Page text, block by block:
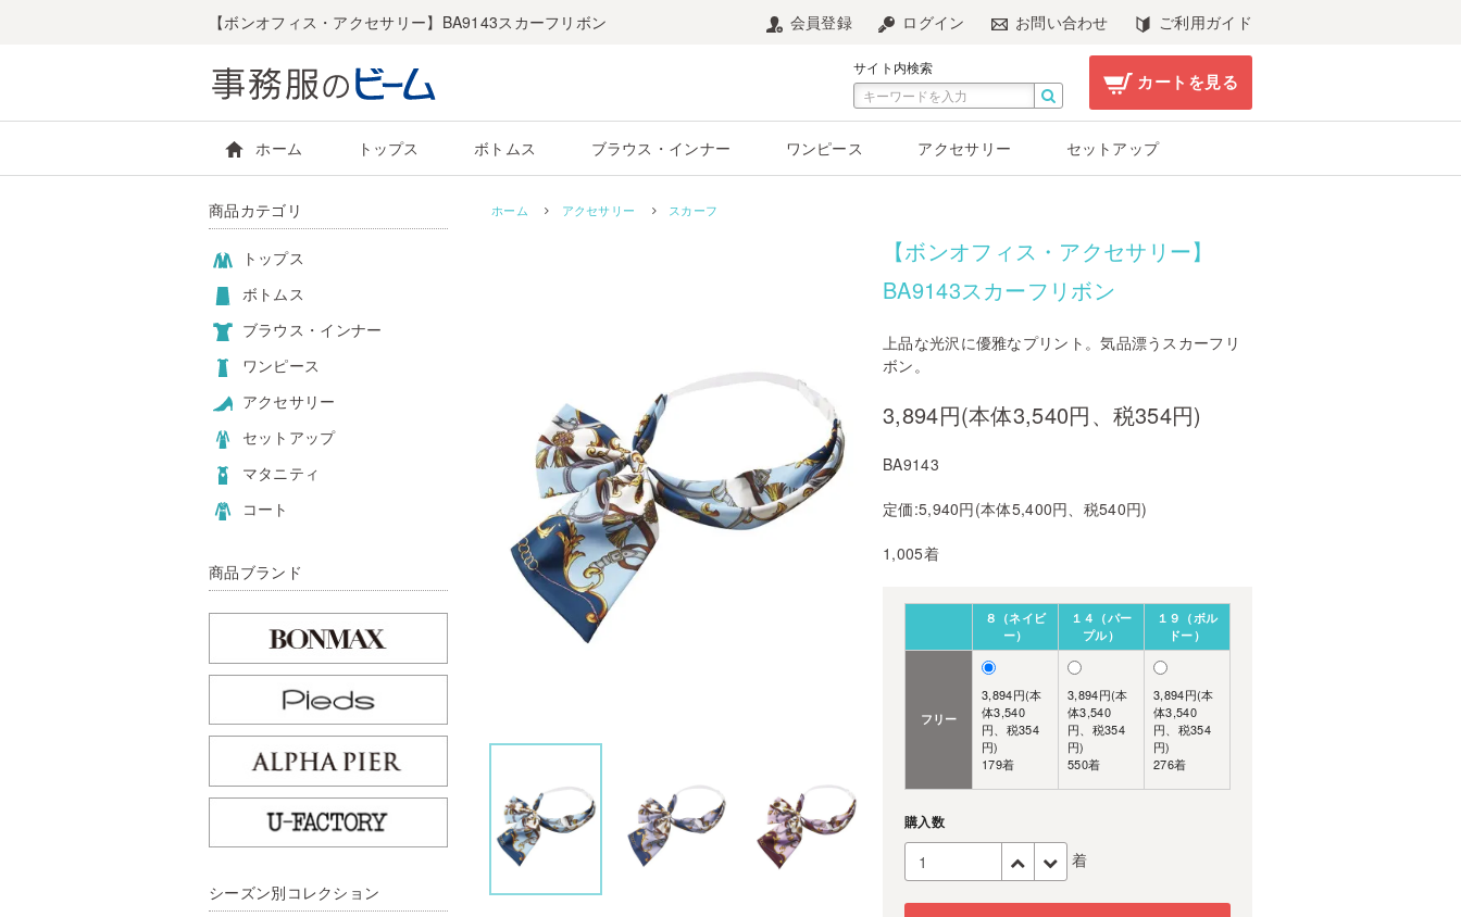
【ボンオフィス・アクセサリー】BA9143スカーフリボン 会員登録 ログイン お問い合わせ ご利用ガイド
サイト内検索
カートを見る
ホーム トップス ボトムス ブラウス・インナー ワンピース アクセサリー セットアップ
ホーム アクセサリー スカーフ
【ボンオフィス・アクセサリー】
BA9143スカーフリボン
上品な光沢に優雅なプリント。気品漂うスカーフリ
ボン。
3,894円(本体3,540円、税354円)
BA9143
定価:5,940円(本体5,400円、税540円)
1,005着
８（ネイビ
ー）
１４（パー
プル）
１９（ボル
ドー）
フリー
3,894円(本
体3,540
円、税354
円)
179着
3,894円(本
体3,540
円、税354
円)
550着
3,894円(本
体3,540
円、税354
円)
276着
購入数
着
商品カテゴリ
トップス
ボトムス
ブラウス・インナー
ワンピース
アクセサリー
セットアップ
マタニティ
コート
商品ブランド
シーズン別コレクション